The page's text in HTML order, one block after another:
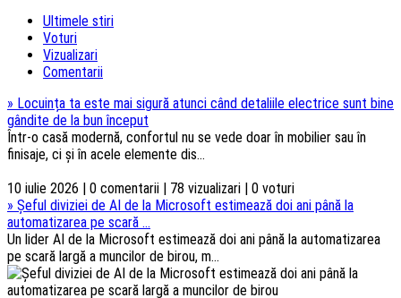
Ultimele stiri
Voturi
Vizualizari
Comentarii
» Locuința ta este mai sigură atunci când detaliile electrice sunt bine
gândite de la bun început
Într-o casă modernă, confortul nu se vede doar în mobilier sau în
finisaje, ci și în acele elemente dis...
10 iulie 2026 | 0 comentarii | 78 vizualizari | 0 voturi
» Șeful diviziei de AI de la Microsoft estimează doi ani până la
automatizarea pe scară ...
Un lider AI de la Microsoft estimează doi ani până la automatizarea
pe scară largă a muncilor de birou, m...